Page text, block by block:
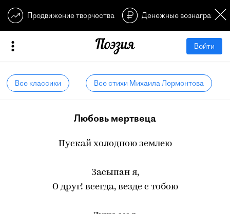
Продвижение творчества Денежные
Войти
Все классики Все стихи Михаила Лермонтова
Любовь мертвеца
Пускай холодною землею
Засыпан я,
О друг! всегда, везде с тобою